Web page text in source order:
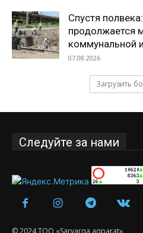
Спустя
продолжается
коммунальной
07.08.2026
Загрузить
Следуйте за нами